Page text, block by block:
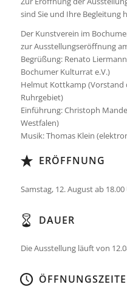
sind Sie und Ihre Begleitung
Der Kunstverein im
zur Ausstellungseröffnung
Begrüßung: Renato
Bochumer Kulturrat e.V.)
Helmut Kottkamp (Vorstand
Ruhrgebiet)
Einführung: Christoph
Westfalen)
Musik: Thomas Klein
ERÖFFNUNG
Samstag, 12. August ab 18.00
DAUER
Die Ausstellung läuft von